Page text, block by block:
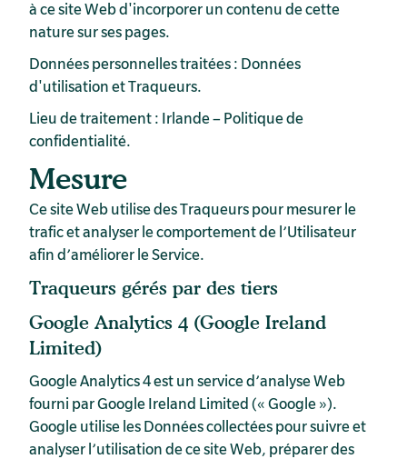
à ce site Web d'incorporer un contenu de cette
nature sur ses pages.
Données personnelles traitées : Données
d'utilisation et Traqueurs.
Lieu de traitement : Irlande – Politique de
confidentialité.
Mesure
Ce site Web utilise des Traqueurs pour mesurer le
trafic et analyser le comportement de l’Utilisateur
afin d’améliorer le Service.
Traqueurs gérés par des tiers
Google Analytics 4 (Google Ireland
Limited)
Google Analytics 4 est un service d’analyse Web
fourni par Google Ireland Limited (« Google »).
Google utilise les Données collectées pour suivre et
analyser l’utilisation de ce site Web, préparer des